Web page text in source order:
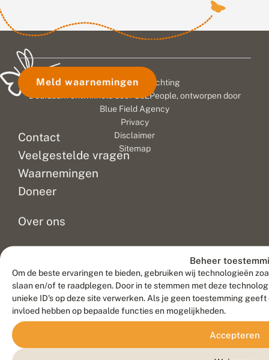
Beheer
Om de beste ervaringen te bieden, gebruiken wij technologieën
slaan en/of te raadplegen. Door in te stemmen met deze
unieke ID's op deze site verwerken. Als je geen toestemming
invloed hebben op bepaalde functies en mogelijkheden.
Accepteren
Contact
Veelgestelde vragen
Waarnemingen
Doneer
Over ons
Nieuwsbrief
Agenda
Webshop
Meld waarnemingen
© 2026 Vlinderstichting
Duurzaam ontwikkeld door
Go2People, ontworpen door
Blue Field Agency
Privacy
Disclaimer
Sitemap